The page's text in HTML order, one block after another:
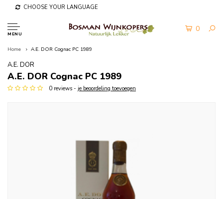
CHOOSE YOUR LANGUAGE
MENU
0
Home A.E. DOR Cognac PC 1989
A.E. DOR
A.E. DOR Cognac PC 1989
0 reviews - je beoordeling toevoegen